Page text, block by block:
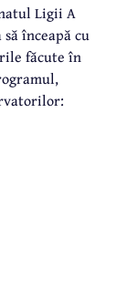
Ligii A
înceapă cu
făcute în